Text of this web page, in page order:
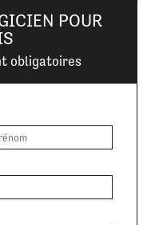
POUR
obligatoires